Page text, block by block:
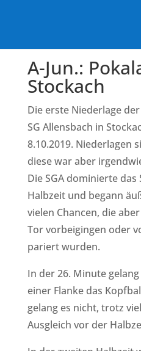
A-Jun.:
Stockach
Die erste Niederlage
SG Allensbach in
8.10.2019. Niederlagen
diese war aber
Die SGA dominierte
Halbzeit und begann
vielen Chancen, die
Tor vorbeigingen oder
pariert wurden.
In der 26. Minute
einer Flanke das
gelang es nicht, trotz
Ausgleich vor der